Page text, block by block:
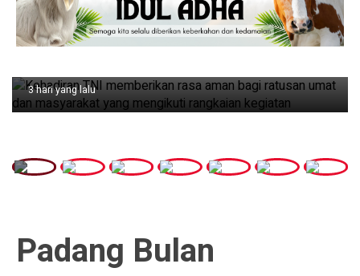
Tradisi Bakar
di Sei Berombang
Headline
Raih Juara
Harapan untuk
4 hari yang lalu
Padang Bulan